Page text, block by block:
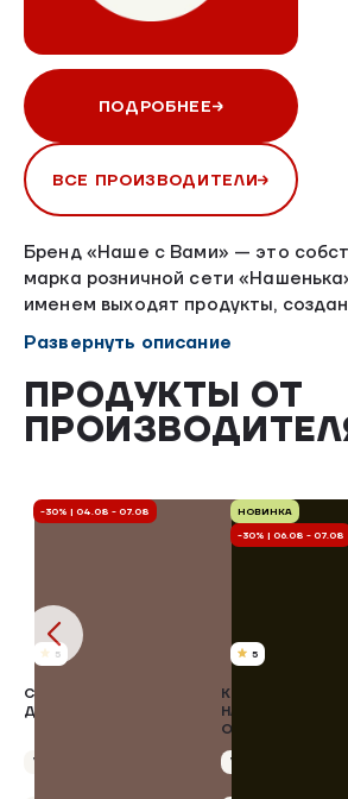
ПОДРОБНЕЕ
ВСЕ ПРОИЗВОДИТЕЛИ
Бренд «Наше с Вами» — это
марка розничной сети
именем выходят продукты,
партнерских производствах, где
сырье АО «Птицефабрика
Мы тщательно выбираем
разделяющих наши принципы:
и ответственность перед
Развернуть описание
ПРОДУКТЫ ОТ
-30% | 04.08 - 07.08
5
САЛО СОЛЁНОЕ
ДОМАШНЕЕ
Упаковка 350 г
НОВИНКА
-30% | 06.08 - 07.08
5
КОЛБАСА
НАТУРАЛЬНОЙ
ОБОЛОЧКЕ
Упаковка 380 г